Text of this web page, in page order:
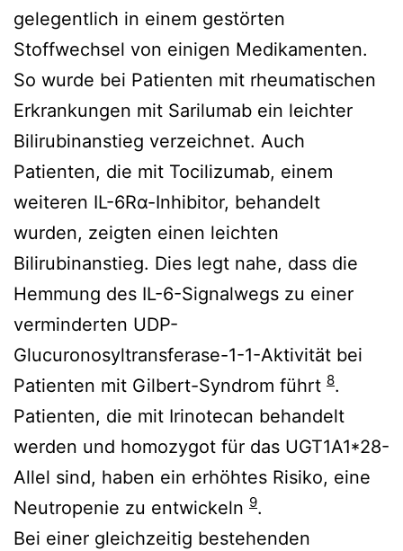
gelegentlich in einem gestörten
Stoffwechsel von einigen Medikamenten.
So wurde bei Patienten mit rheumatischen
Erkrankungen mit Sarilumab ein leichter
Bilirubinanstieg verzeichnet. Auch
Patienten, die mit Tocilizumab, einem
weiteren IL-6Rα-Inhibitor, behandelt
wurden, zeigten einen leichten
Bilirubinanstieg. Dies legt nahe, dass die
Hemmung des IL-6-Signalwegs zu einer
verminderten UDP-
Glucuronosyltransferase-1-1-Aktivität bei
Patienten mit Gilbert-Syndrom führt 8.
Patienten, die mit Irinotecan behandelt
werden und homozygot für das UGT1A1*28-
Allel sind, haben ein erhöhtes Risiko, eine
Neutropenie zu entwickeln 9.
Bei einer gleichzeitig bestehenden